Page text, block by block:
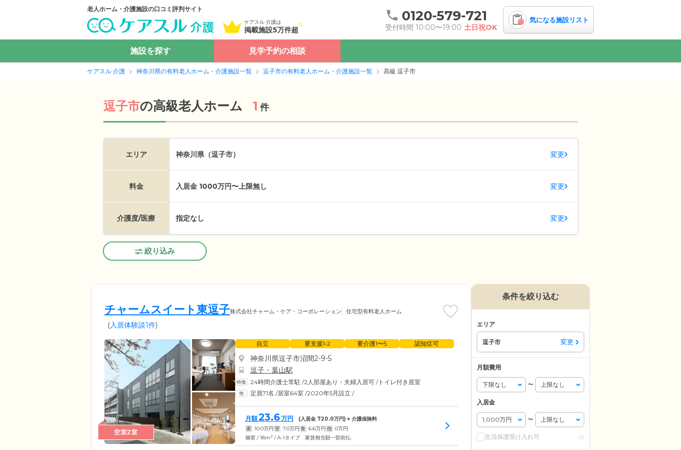
老人ホーム・介護施設の口コミ評判サイト
ケアスル 介護は
掲載施設5万件超
0120-579-721
受付時間 10:00〜19:00 土日祝OK
0 気になる施設リスト
施設を探す 見学予約の相談
ケアスル 介護 神奈川県の有料老人ホーム・介護施設一覧 逗子市の有料老人ホーム・介護施設一覧 高級 逗子市
逗子市の高級老人ホーム 1 件
エリア 神奈川県（逗子市） 変更
料金 入居金 1000万円〜上限無し 変更
介護度/医療 指定なし 変更
絞り込み
チャームスイート東逗子株式会社チャーム・ケア・コーポレーション 住宅型有料老人ホーム
(入居体験談1件)
空室2室
自立 要支援1•2 要介護1〜5 認知症可
神奈川県逗子市沼間2-9-5
逗子・葉山駅
24時間介護士常駐 /2人部屋あり・夫婦入居可 /トイレ付き居室
定員71名 /居室64室 /2020年5月設立 /
月額23.6 万円 (入居金 720.0万円) + 介護保険料
家 10.0万円 管 7.0万円 食 6.6万円 他 0万円
個室 / 18m2 / A-1タイプ 家賃相当額一部前払
条件を絞り込む
エリア
逗子市 変更
月額費用
〜
入居金
〜
生活保護受け入れ可 (0)